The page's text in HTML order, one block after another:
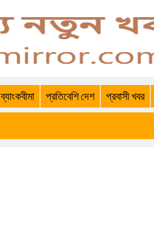
ব্যাংকবীমা প্রতিবেশি দেশ প্রবাসী খবর